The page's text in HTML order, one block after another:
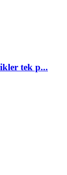
tek p...